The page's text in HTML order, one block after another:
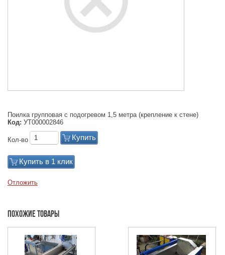
Поилка групповая с подогревом 1,5 метра (крепление к стене)
Код: УТ000002846
Кол-во Купить
Купить в 1 клик
Отложить
Похожие товары